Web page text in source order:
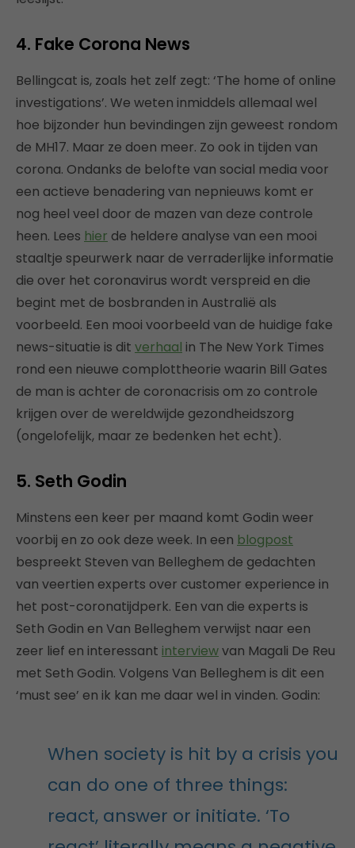
4. Fake Corona News
Bellingcat is, zoals het zelf zegt: ‘The home of online
investigations’. We weten inmiddels allemaal wel
hoe bijzonder hun bevindingen zijn geweest rondom
de MH17. Maar ze doen meer. Zo ook in tijden van
corona. Ondanks de belofte van social media voor
een actieve benadering van nepnieuws komt er
nog heel veel door de mazen van deze controle
heen. Lees hier de heldere analyse van een mooi
staaltje speurwerk naar de verraderlijke informatie
die over het coronavirus wordt verspreid en die
begint met de bosbranden in Australië als
voorbeeld. Een mooi voorbeeld van de huidige fake
news-situatie is dit verhaal in The New York Times
rond een nieuwe complottheorie waarin Bill Gates
de man is achter de coronacrisis om zo controle
krijgen over de wereldwijde gezondheidszorg
(ongelofelijk, maar ze bedenken het echt).
5. Seth Godin
Minstens een keer per maand komt Godin weer
voorbij en zo ook deze week. In een blogpost
bespreekt Steven van Belleghem de gedachten
van veertien experts over customer experience in
het post-coronatijdperk. Een van die experts is
Seth Godin en Van Belleghem verwijst naar een
zeer lief en interessant interviewvan Magali De Reu
met Seth Godin. Volgens Van Belleghem is dit een
‘must see’ en ik kan me daar wel in vinden. Godin:
When society is hit by a crisis you
can do one of three things:
react, answer or initiate. ‘To